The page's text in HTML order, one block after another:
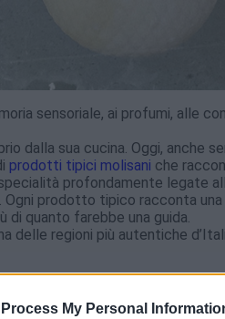
Process My Personal
sensoriale, ai profumi, alle
dalla sua cucina. Oggi, anche
prodotti tipici molisani che
profondamente legate
Ogni prodotto tipico racconta
di quanto farebbe una guida.
delle regioni più autentiche